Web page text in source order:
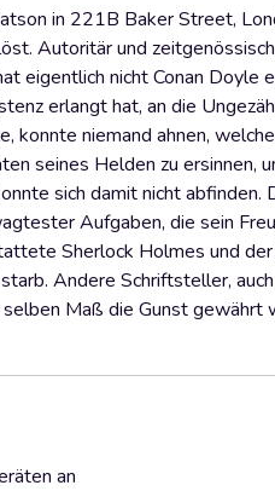
in 221B Baker Street,
Autoritär und
nicht Conan Doyle
erlangt hat, an die
niemand ahnen,
seines Helden zu ersinnen,
sich damit nicht
Aufgaben, die sein
Sherlock Holmes und
Andere Schriftsteller,
Maß die Gunst gewährt
an